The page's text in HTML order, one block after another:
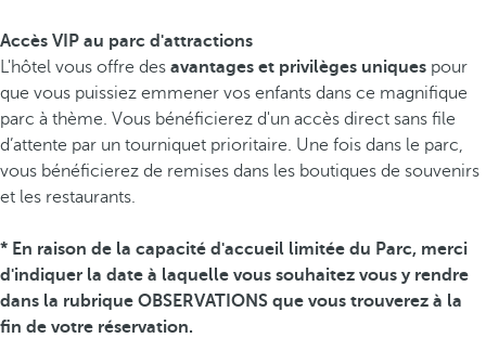
Accès VIP au parc d'attractions
L'hôtel vous offre des avantages et privilèges uniques pour
que vous puissiez emmener vos enfants dans ce magnifique
parc à thème. Vous bénéficierez d'un accès direct sans file
d’attente par un tourniquet prioritaire. Une fois dans le parc,
vous bénéficierez de remises dans les boutiques de souvenirs
et les restaurants.
* En raison de la capacité d'accueil limitée du Parc, merci
d'indiquer la date à laquelle vous souhaitez vous y rendre
dans la rubrique OBSERVATIONS que vous trouverez à la
fin de votre réservation.